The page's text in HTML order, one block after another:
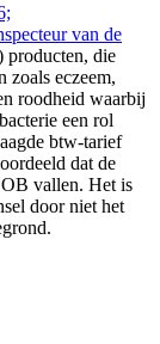
van de
producten, die
zoals eczeem,
roodheid waarbij
een rol
btw-tarief
dat de
vallen. Het is
door niet het